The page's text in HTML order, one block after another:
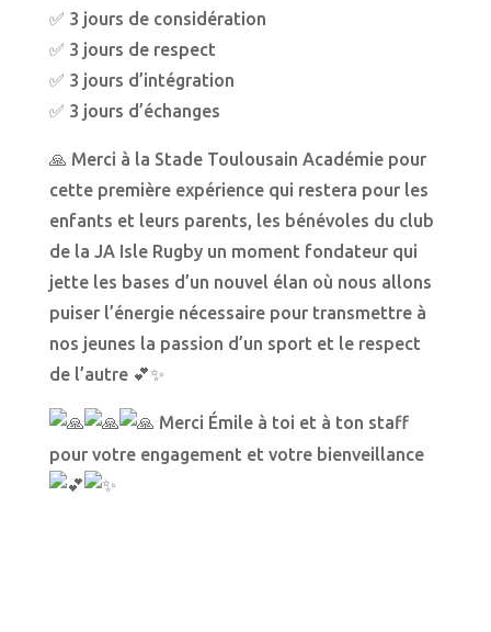
✅ 3 jours de considération
✅ 3 jours de respect
✅ 3 jours d’intégration
✅ 3 jours d’échanges
🙏 Merci à la Stade Toulousain Académie pour
cette première expérience qui restera pour les
enfants et leurs parents, les bénévoles du club
de la JA Isle Rugby un moment fondateur qui
jette les bases d’un nouvel élan où nous allons
puiser l’énergie nécessaire pour transmettre à
nos jeunes la passion d’un sport et le respect
de l’autre 💕✨
Merci Émile à toi et à ton staff
pour votre engagement et votre bienveillance